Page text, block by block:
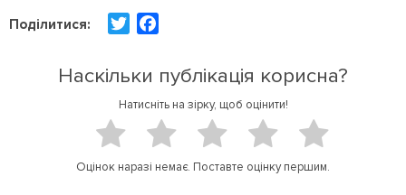
Поділитися:
t
b
o
k
Наскільки публікація корисна?
Натисніть на зірку, щоб оцінити!
Оцінок наразі немає. Поставте оцінку першим.